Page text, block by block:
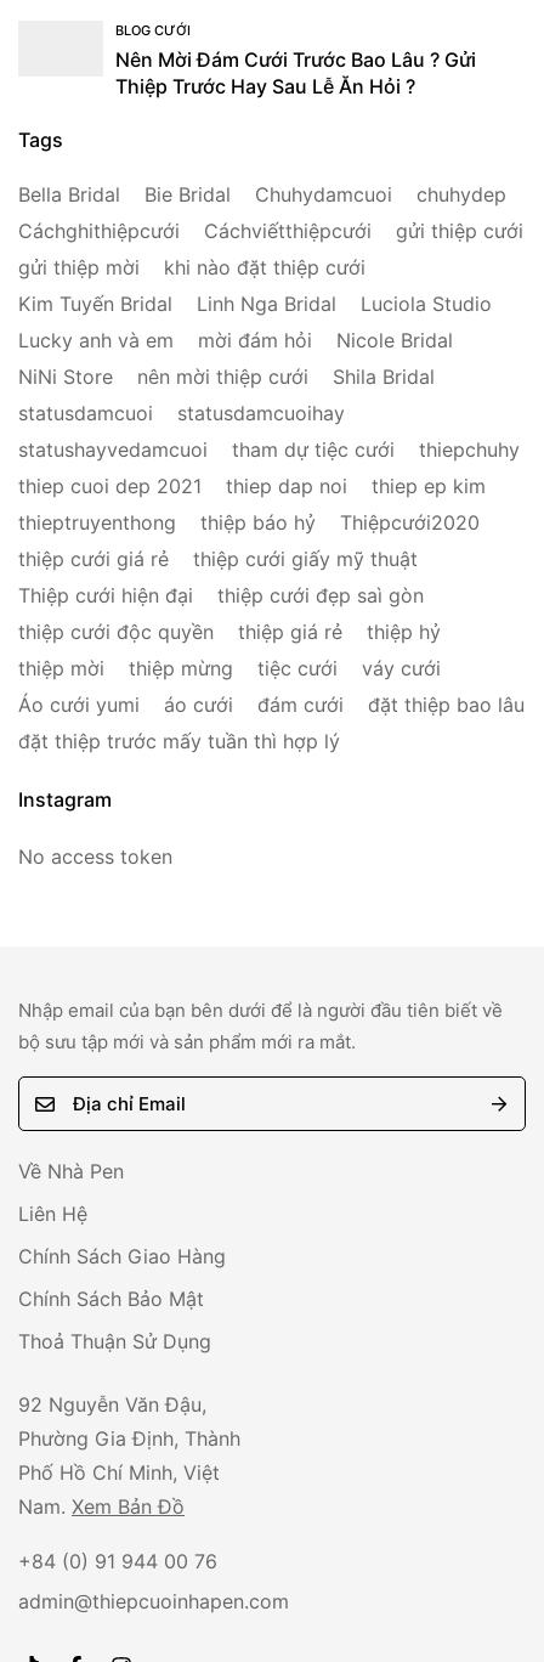
BLOG CƯỚI
Nên Mời Đám Cưới Trước Bao Lâu ? Gửi
Thiệp Trước Hay Sau Lễ Ăn Hỏi ?
Tags
Bella Bridal Bie Bridal Chuhydamcuoi
chuhydep
Cáchghithiệpcưới
Cáchviếtthiệpcưới
gửi thiệp cưới
gửi thiệp mời
khi nào đặt thiệp cưới
Kim Tuyến Bridal
Linh Nga Bridal
Luciola Studio
Lucky anh và em
mời đám hỏi
Nicole Bridal
NiNi Store
nên mời thiệp cưới
Shila Bridal
statusdamcuoi
statusdamcuoihay
statushayvedamcuoi
tham dự tiệc cưới
thiepchuhy
thiep cuoi dep 2021
thiep dap noi
thiep ep kim
thieptruyenthong
thiệp báo hỷ
Thiệpcưới2020
thiệp cưới giá rẻ
thiệp cưới giấy mỹ thuật
Thiệp cưới hiện đại
thiệp cưới đẹp saì gòn
thiệp cưới độc quyền
thiệp giá rẻ
thiệp hỷ
thiệp mời
thiệp mừng tiệc cưới
váy cưới
Áo cưới yumi
áo cưới đám cưới
đặt thiệp bao lâu
đặt thiệp trước mấy tuần thì hợp lý
Instagram
No access token
Nhập email của bạn bên dưới để là người đầu tiên biết về
bộ sưu tập mới và sản phẩm mới ra mắt.
m
a
l
*
Về Nhà Pen
Liên Hệ
Chính Sách Giao Hàng
Chính Sách Bảo Mật
Thoả Thuận Sử Dụng
92 Nguyễn Văn Đậu,
Phường Gia Định, Thành
Phố Hồ Chí Minh, Việt
Nam. Xem Bản Đồ
+84 (0) 91 944 00 76
admin@thiepcuoinhapen.com